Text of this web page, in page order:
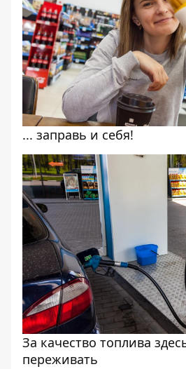
... заправь и себя!
За качество топлива
переживать